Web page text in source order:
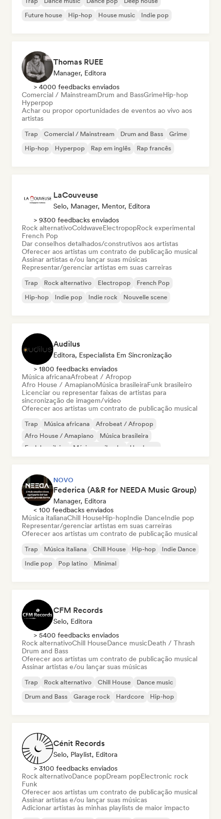
Future house
Hip-hop House music Indie pop
Thomas RUEE
Manager, Editora
> 4000 feedbacks enviados
Comercial / MainstreamDrum and BassGrimeHip-hop
Hyperpop
Achar ou propor oportunidades de eventos ao vivo aos
artistas
Trap Comercial / Mainstream Drum and Bass
Grime
Hip-hop
Hyperpop Rap em inglês Rap francês
LaCouveuse
Selo, Manager, Mentor, Editora
> 9300 feedbacks enviados
Rock alternativoColdwaveElectropopRock experimental
French Pop
Dar conselhos detalhados/construtivos aos artistas
Oferecer aos artistas um contrato de publicação musical
Assinar artistas e/ou lançar suas músicas
Representar/gerenciar artistas em suas carreiras
Trap Rock alternativo Electropop
French Pop
Hip-hop
Indie pop Indie rock Nouvelle scene
Audilus
Editora, Especialista Em Sincronização
> 1800 feedbacks enviados
Música africanaAfrobeat / Afropop
Afro House / AmapianoMúsica brasileiraFunk brasileiro
Licenciar ou representar faixas de artistas para
sincronização de imagem/vídeo
Oferecer aos artistas um contrato de publicação musical
Trap Música africana
Afrobeat / Afropop
Afro House / Amapiano
Música brasileira
Funk brasileiro
Música caribenha Hardcore
NOVO
Federica (A&R for NEEDA Music Group)
Manager, Editora
< 100 feedbacks enviados
Música italianaChill HouseHip-hopIndie DanceIndie pop
Representar/gerenciar artistas em suas carreiras
Oferecer aos artistas um contrato de publicação musical
Trap Música italiana Chill House Hip-hop
Indie Dance
Indie pop
Pop latino Minimal
CFM Records
Selo, Editora
> 5400 feedbacks enviados
Rock alternativoChill HouseDance musicDeath / Thrash
Drum and Bass
Oferecer aos artistas um contrato de publicação musical
Assinar artistas e/ou lançar suas músicas
Trap Rock alternativo Chill House
Dance music
Drum and Bass
Garage rock Hardcore Hip-hop
Cénit Records
Selo, Playlist, Editora
> 3100 feedbacks enviados
Rock alternativoDance popDream popElectronic rock
Funk
Oferecer aos artistas um contrato de publicação musical
Assinar artistas e/ou lançar suas músicas
Adicionar artistas às minhas playlists de maior impacto